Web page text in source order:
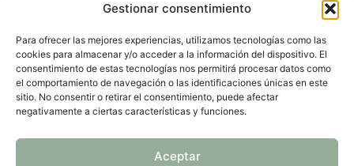
Gestionar consentimiento
Para ofrecer las mejores experiencias, utilizamos tecnologías como las
cookies para almacenar y/o acceder a la información del dispositivo. El
consentimiento de estas tecnologías nos permitirá procesar datos como
el comportamiento de navegación o las identificaciones únicas en este
sitio. No consentir o retirar el consentimiento, puede afectar
negativamente a ciertas características y funciones.
Aceptar
contacto@interiorismovalladolid.com
Política de Privacidad
Aviso Legal
Política de Cookies